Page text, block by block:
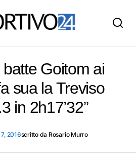
2h17’32”
Goitom ai
sua la Treviso
in 2h17’32”
2016scritto da Rosario Murro